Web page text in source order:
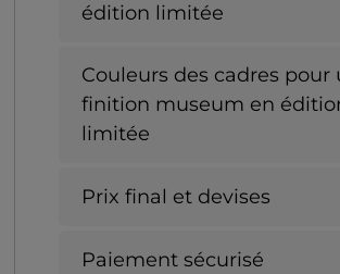
édition limitée
Couleurs des cadres pour
finition museum en
limitée
Prix final et devises
Paiement sécurisé